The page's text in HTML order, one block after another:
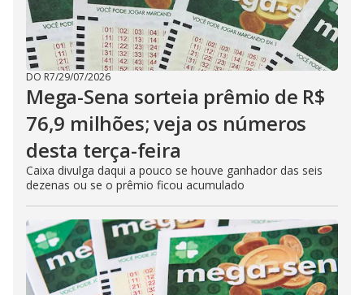
DO R7/29/07/2026
Mega-Sena sorteia prêmio de R$
76,9 milhões; veja os números
desta terça-feira
Caixa divulga daqui a pouco se houve ganhador das seis
dezenas ou se o prêmio ficou acumulado